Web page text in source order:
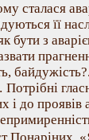
сталася
її
бути з
і до проявів